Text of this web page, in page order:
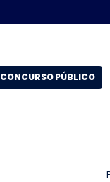
CONCURSO PÚBLICO